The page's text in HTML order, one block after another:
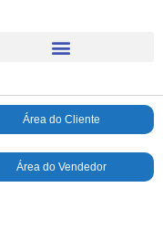
Área do Cliente
Área do Vendedor